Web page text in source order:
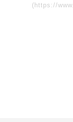
(https://